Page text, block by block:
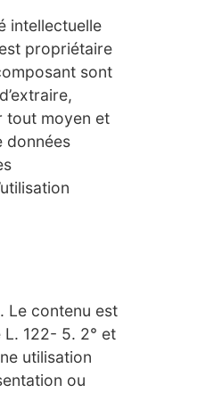
intellectuelle
propriétaire
sont
tout moyen et
données
Le contenu est
122- 5. 2° et
utilisation
ou